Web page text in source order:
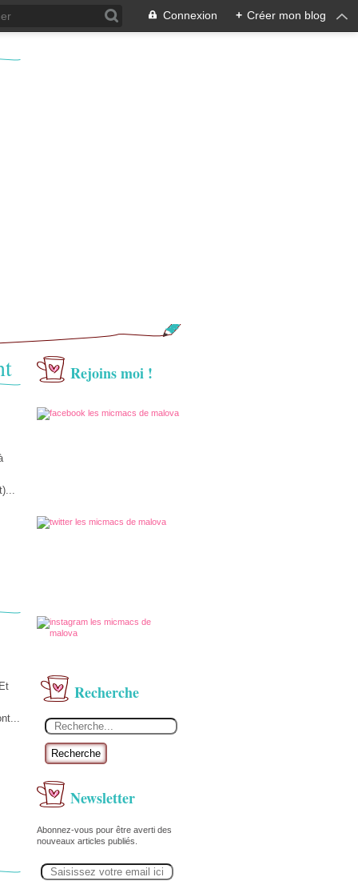
Connexion + Créer mon blog
Rejoins moi !
Recherche
Recherche
Newsletter
Abonnez-vous pour être averti des
nouveaux articles publiés.
m